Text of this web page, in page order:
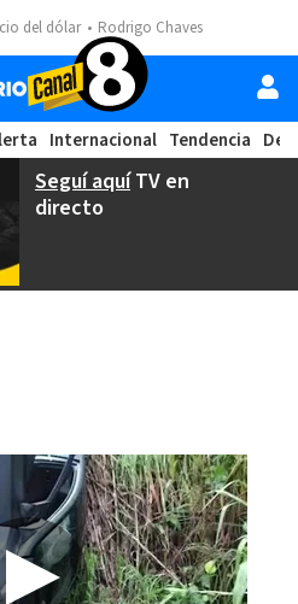
del dólar Rodrigo Chaves
Internacional Tendencia
Seguí aquíTV en
directo